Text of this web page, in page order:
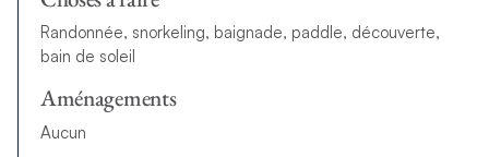
Randonnée, snorkeling, baignade, paddle, découverte,
bain de soleil
Aménagements
Aucun